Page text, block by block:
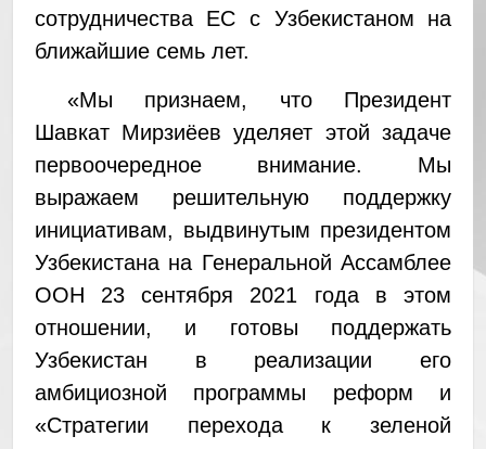
сотрудничества ЕС с Узбекистаном на
ближайшие семь лет.
«Мы признаем, что Президент
Шавкат Мирзиёев уделяет этой задаче
первоочередное внимание. Мы
выражаем решительную поддержку
инициативам, выдвинутым президентом
Узбекистана на Генеральной Ассамблее
ООН 23 сентября 2021 года в этом
отношении, и готовы поддержать
Узбекистан в реализации его
амбициозной программы реформ и
«Стратегии перехода к зеленой